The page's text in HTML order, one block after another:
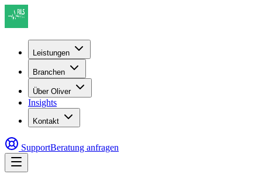
Leistungen
Branchen
Über Oliver
Insights
Kontakt
SupportBeratung anfragen